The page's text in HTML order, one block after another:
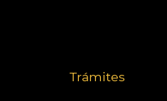
Trámites